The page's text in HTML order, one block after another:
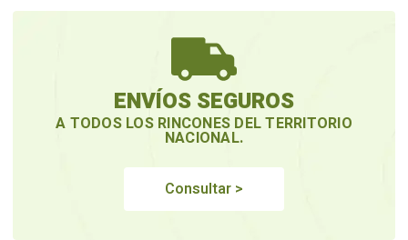
ENVÍOS SEGUROS
A TODOS LOS RINCONES DEL TERRITORIO
NACIONAL.
Consultar >